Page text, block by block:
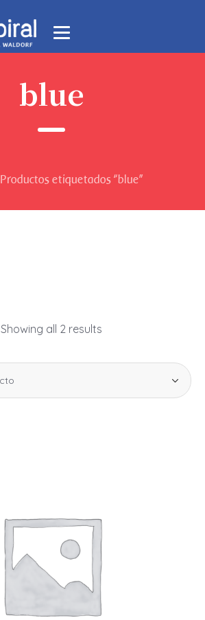
blue
Productos etiquetados “blue”
Showing all 2 results